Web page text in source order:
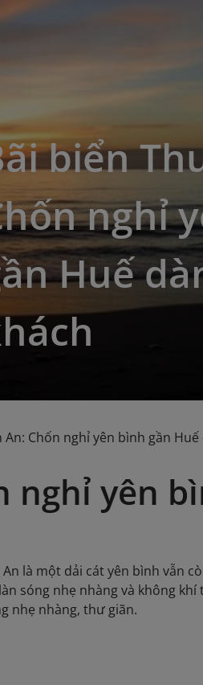
biển
nghỉ
Huế
An: Chốn nghỉ yên bình gần
nghỉ yên
là một dải cát yên bình vẫn
sóng nhẹ nhàng và không
nhẹ nhàng, thư giãn.